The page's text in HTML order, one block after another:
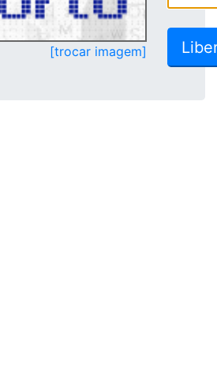
[trocar imagem]